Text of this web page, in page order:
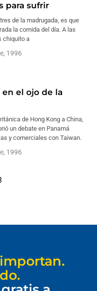
para sufrir
de la madrugada, es que
la comida del día. A las
chiquito a
1996
en el ojo de la
de Hong Kong a China,
un debate en Panamá
y comerciales con Taiwan.
1996